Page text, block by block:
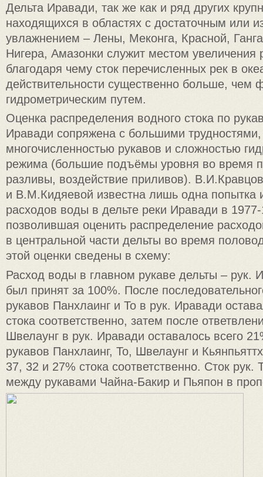
Дельта Иравади, так же как и ряд других
находящихся в областях с достаточным или
увлажнением – Лены, Меконга, Красной,
Нигера, Амазонки служит местом увеличения
благодаря чему сток перечисленных рек в
действительности существенно больше, чем
гидрометрическим путем.
Оценка распределения водного стока по
Иравади сопряжена с большими
многочисленностью рукавов и сложностью
режима (большие подъёмы уровня во время
разливы, воздействие приливов).
и В.М.Кидяевой известна лишь одна попытка
расходов воды в дельте реки Иравади в 1977-
позволившая оценить распределение
в центральной части дельты во время
этой оценки сведены в схему:
Расход воды в главном рукаве дельты – рук.
был принят за 100%. После
рукавов Панхлаинг и То в рук. Иравади
стока соответственно, затем после
Швелаунг в рук. Иравади оставалось всего
рукавов Панхлаинг, То, Швелаунг и
37, 32 и 27% стока соответственно. Сток рук.
между рукавами Чайна-Бакир и Пьяпон в